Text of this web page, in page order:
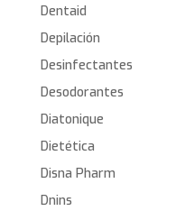
Dentaid
Depilación
Desinfectantes
Desodorantes
Diatonique
Dietética
Disna Pharm
Dnins